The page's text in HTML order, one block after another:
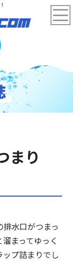
まり
水口がつまっ
まってゆっく
プ詰まりでし